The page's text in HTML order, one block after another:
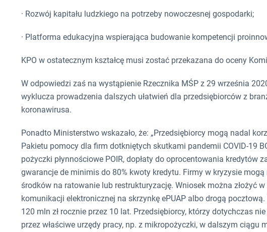
· Rozwój kapitału ludzkiego na potrzeby nowoczesnej gospodarki;
· Platforma edukacyjna wspierająca budowanie kompetencji
KPO w ostatecznym kształcę musi zostać przekazana do oceny
W odpowiedzi zaś na wystąpienie Rzecznika MŚP z 29 września
wyklucza prowadzenia dalszych ułatwień dla przedsiębiorców z
koronawirusa.
Ponadto Ministerstwo wskazało, że: „Przedsiębiorcy mogą nadal
Pakietu pomocy dla firm dotkniętych skutkami pandemii COVID-19
pożyczki płynnościowe POIR, dopłaty do oprocentowania kredytów
gwarancje de minimis do 80% kwoty kredytu. Firmy w kryzysie
środków na ratowanie lub restrukturyzację. Wniosek można złożyć
komunikacji elektronicznej na skrzynkę ePUAP albo drogą
120 mln zł rocznie przez 10 lat. Przedsiębiorcy, którzy dotychczas
przez właściwe urzędy pracy, np. z mikropożyczki, w dalszym